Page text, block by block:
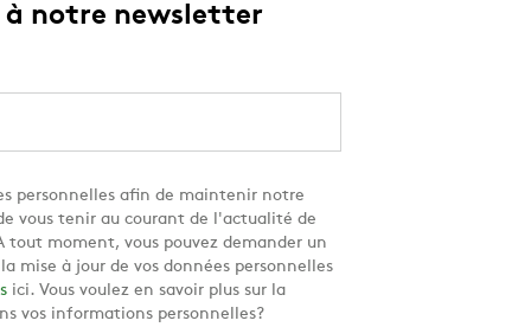
à notre newsletter
personnelles afin de maintenir notre
vous tenir au courant de l'actualité de
tout moment, vous pouvez demander un
mise à jour de vos données personnelles
ici. Vous voulez en savoir plus sur la
vos informations personnelles?